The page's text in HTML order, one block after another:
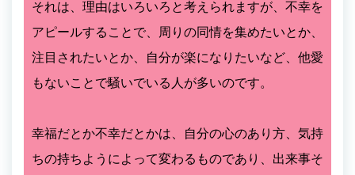
それは、理由はいろいろと考えられますが、不幸を
アピールすることで、周りの同情を集めたいとか、
注目されたいとか、自分が楽になりたいなど、他愛
もないことで騒いでいる人が多いのです。
幸福だとか不幸だとかは、自分の心のあり方、気持
ちの持ちようによって変わるものであり、出来事そ